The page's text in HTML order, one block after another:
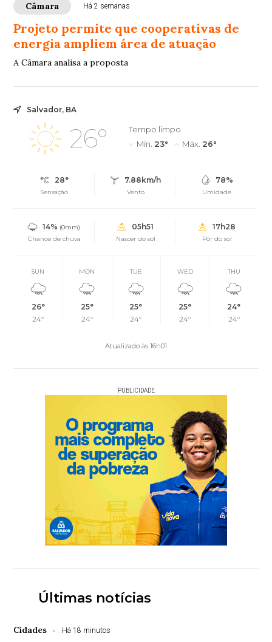
Câmara Há 2 semanas
Projeto permite que cooperativas de
energia ampliem área de atuação
A Câmara analisa a proposta
Salvador, BA
26°
Tempo limpo
Mín. 23° Máx. 26°
28°
Sensação
7.88km/h
Vento
78%
Umidade
14% (0mm)
Chance de chuva
05h51
Nascer do sol
17h28
Pôr do sol
SUN
26°
24°
MON
25°
24°
TUE
25°
24°
WED
25°
24°
THU
24°
24°
Atualizado às 16h01
PUBLICIDADE
Últimas notícias
Cidades Há 18 minutos